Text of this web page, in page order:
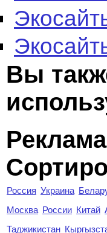
Вы
Реклама
Россия Украина
Москва России Китай
Таджикистан